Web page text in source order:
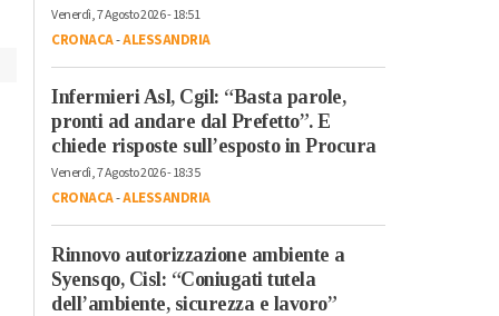
Venerdì, 7 Agosto 2026 - 18:51
CRONACA-ALESSANDRIA
Infermieri Asl, Cgil: “Basta parole,
pronti ad andare dal Prefetto”. E
chiede risposte sull’esposto in Procura
Venerdì, 7 Agosto 2026 - 18:35
CRONACA-ALESSANDRIA
Rinnovo autorizzazione ambiente a
Syensqo, Cisl: “Coniugati tutela
dell’ambiente, sicurezza e lavoro”